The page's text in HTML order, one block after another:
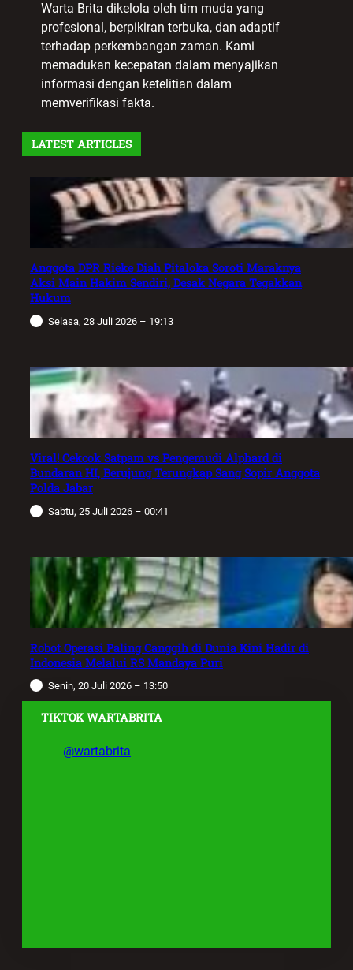
Warta Brita dikelola oleh tim muda yang
profesional, berpikiran terbuka, dan adaptif
terhadap perkembangan zaman. Kami
memadukan kecepatan dalam menyajikan
informasi dengan ketelitian dalam
memverifikasi fakta.
LATEST ARTICLES
Anggota DPR Rieke Diah Pitaloka Soroti Maraknya
Aksi Main Hakim Sendiri, Desak Negara Tegakkan
Hukum
Selasa, 28 Juli 2026 – 19:13
Viral! Cekcok Satpam vs Pengemudi Alphard di
Bundaran HI, Berujung Terungkap Sang Sopir Anggota
Polda Jabar
Sabtu, 25 Juli 2026 – 00:41
Robot Operasi Paling Canggih di Dunia Kini Hadir di
Indonesia Melalui RS Mandaya Puri
Senin, 20 Juli 2026 – 13:50
TIKTOK WARTABRITA
@wartabrita